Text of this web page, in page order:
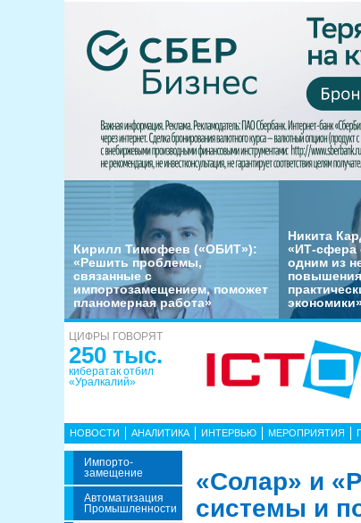
Кирилл Тимофеев («ОБИТ»):
«Решить проблемы,
связанные с
импортозамещением, поможет
планомерная работа»
Никита
«ИТ-сфера
одним из
ЦИФРЫ ГОВОРЯТ
250 тыс.
кибератак отбил
«Уралкалий»
НОВОСТИ АНАЛИТИКА ИНТЕРВЬЮ МЕРОПРИЯТИЯ
Импорто­
Замещение
Автоматизация
Промышленности
«Солар» и
системы и